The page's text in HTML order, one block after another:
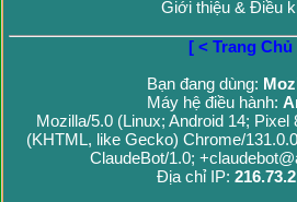
Giới thiệu & Điều
[ < Trang Chủ
Bạn đang dùng:
Máy hệ điều hành:
Mozilla/5.0 (Linux; Android 14; Pixel
(KHTML, like Gecko) Chrome/
ClaudeBot/1.0;
Địa chỉ IP: